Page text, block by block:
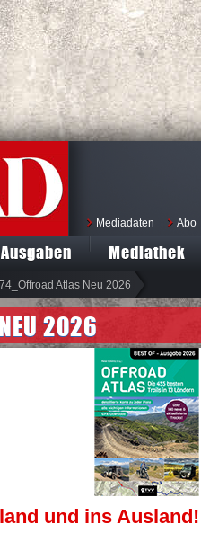
Mediadaten Abo
Ausgaben Mediathek
Atlas Neu 2026
2026
und ins Ausland!